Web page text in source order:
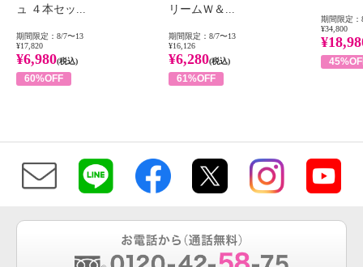
ュ ４本セッ...
期間限定：8/7〜13
¥17,820
¥6,980(税込)
60%OFF
リームＷ＆...
期間限定：8/7〜13
¥16,126
¥6,280(税込)
61%OFF
期間限定：
¥34,800